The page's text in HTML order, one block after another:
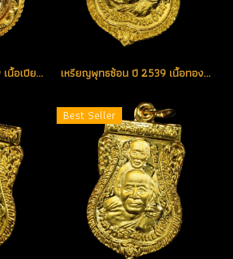
เหรียญพุทธซ้อน ปี 2539 เนื้อเปียกทองพ่นทราย ตอกโค้ด แจกกรรมการ องค์ที่ 2 (โชว์) เหรียญพุทธซ้อน ปี 2539 เนื้อทองคำ หมายเลข 105 (ขายแล้ว)
Best Seller